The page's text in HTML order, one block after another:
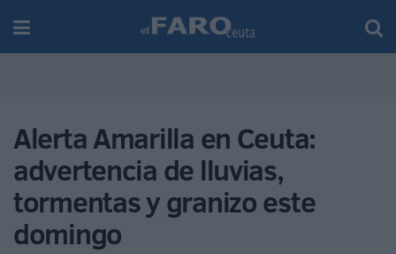
Alerta Amarilla en Ceuta:
advertencia de lluvias,
tormentas y granizo este
domingo